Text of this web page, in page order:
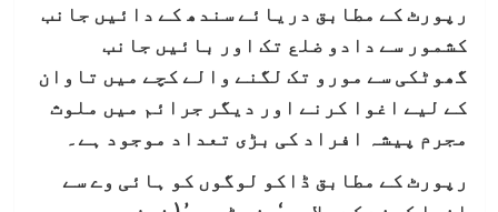
رپورٹ کے مطابق دریائے سندھ کے دائیں جانب
کشمور سے دادو ضلع تک اور بائیں جانب
گھوٹکی سے مورو تک لگنے والے کچے میں تاوان
کے لیے اغوا کرنے اور دیگر جرائم میں ملوث
مجرم پیشہ افراد کی بڑی تعداد موجود ہے۔
رپورٹ کے مطابق ڈاکو لوگوں کو ہائی وے سے